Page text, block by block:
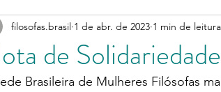
Assédio Vídeos
de
filosofas.brasil 1 de abr. de 2023 1 min de leitura
Brasileira de Mulheres Filósofas